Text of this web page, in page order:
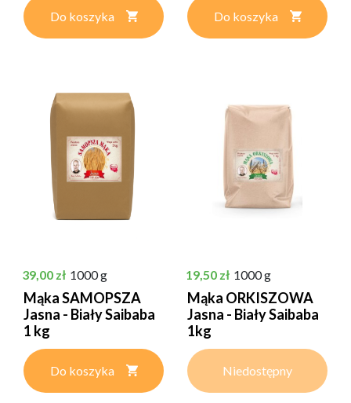
Do koszyka Do koszyka
Cena
39,00 zł 1000 g
Mąka SAMOPSZA
Jasna - Biały Saibaba
1 kg
Do koszyka
Cena
19,50 zł 1000 g
Mąka ORKISZOWA
Jasna - Biały Saibaba
1kg
Niedostępny